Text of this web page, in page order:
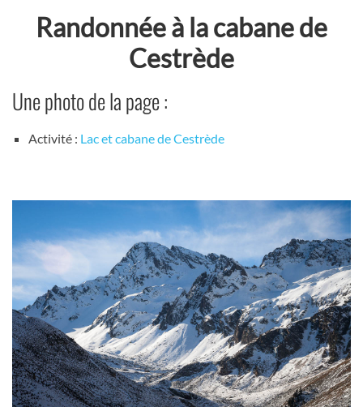
Randonnée à la cabane de
Cestrède
Une photo de la page :
Activité : Lac et cabane de Cestrède